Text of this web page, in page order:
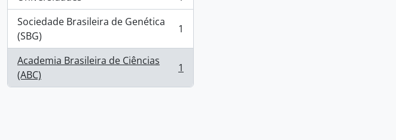
, 1 resultados
Sociedade Brasileira de Genética
(SBG)
, 1 resultados 1
Academia Brasileira de Ciências
(ABC)
, 1 resultados 1